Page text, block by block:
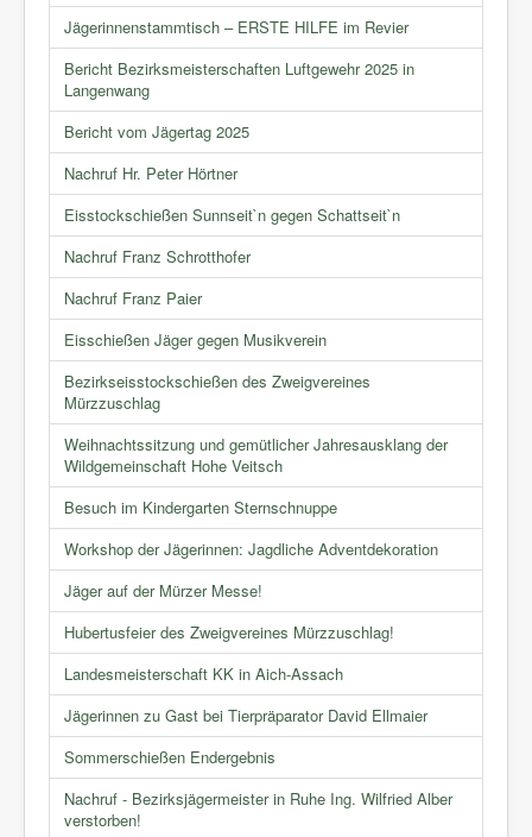
Jägerinnenstammtisch – ERSTE HILFE im Revier
Bericht Bezirksmeisterschaften Luftgewehr 2025 in
Langenwang
Bericht vom Jägertag 2025
Nachruf Hr. Peter Hörtner
Eisstockschießen Sunnseit`n gegen Schattseit`n
Nachruf Franz Schrotthofer
Nachruf Franz Paier
Eisschießen Jäger gegen Musikverein
Bezirkseisstockschießen des Zweigvereines
Mürzzuschlag
Weihnachtssitzung und gemütlicher Jahresausklang der
Wildgemeinschaft Hohe Veitsch
Besuch im Kindergarten Sternschnuppe
Workshop der Jägerinnen: Jagdliche Adventdekoration
Jäger auf der Mürzer Messe!
Hubertusfeier des Zweigvereines Mürzzuschlag!
Landesmeisterschaft KK in Aich-Assach
Jägerinnen zu Gast bei Tierpräparator David Ellmaier
Sommerschießen Endergebnis
Nachruf - Bezirksjägermeister in Ruhe Ing. Wilfried Alber
verstorben!